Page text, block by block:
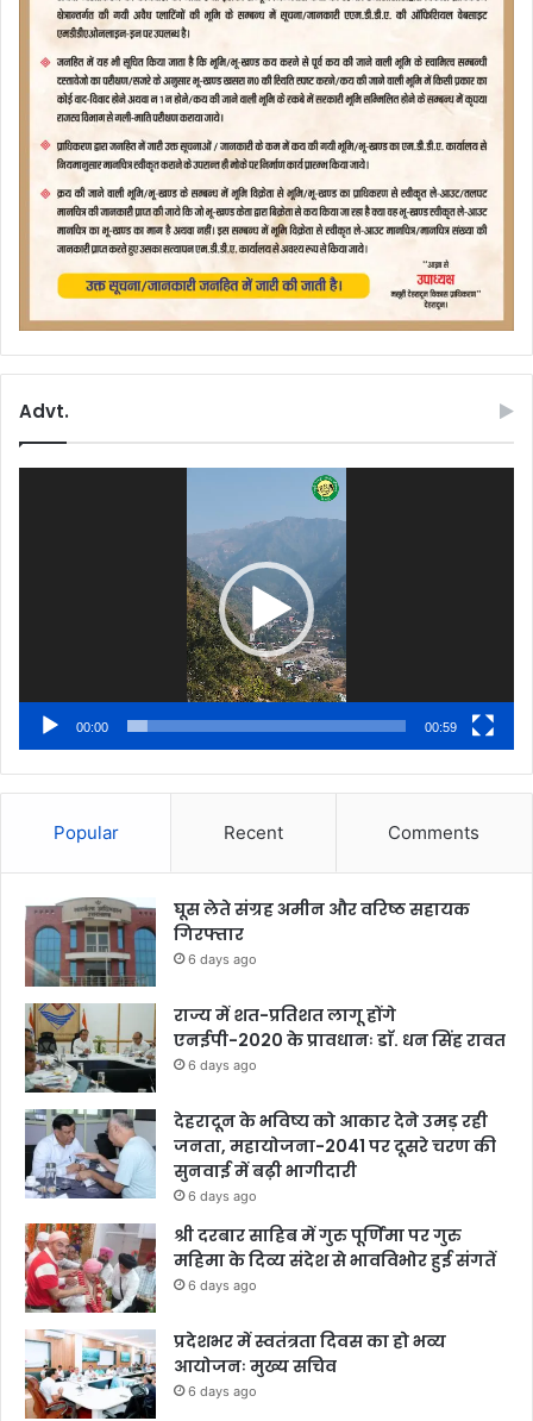
Advt.
00:00 00:59
Popular Recent Comments
घूस लेते संग्रह अमीन और वरिष्ठ सहायक
गिरफ्तार
6 days ago
राज्य में शत-प्रतिशत लागू होंगे
एनईपी-2020 के प्रावधानः डाॅ. धन सिंह रावत
6 days ago
देहरादून के भविष्य को आकार देने उमड़ रही
जनता, महायोजना-2041 पर दूसरे चरण की
सुनवाई में बढ़ी भागीदारी
6 days ago
श्री दरबार साहिब में गुरु पूर्णिमा पर गुरु
महिमा के दिव्य संदेश से भावविभोर हुई संगतें
6 days ago
प्रदेशभर में स्वतंत्रता दिवस का हो भव्य
आयोजनः मुख्य सचिव
6 days ago